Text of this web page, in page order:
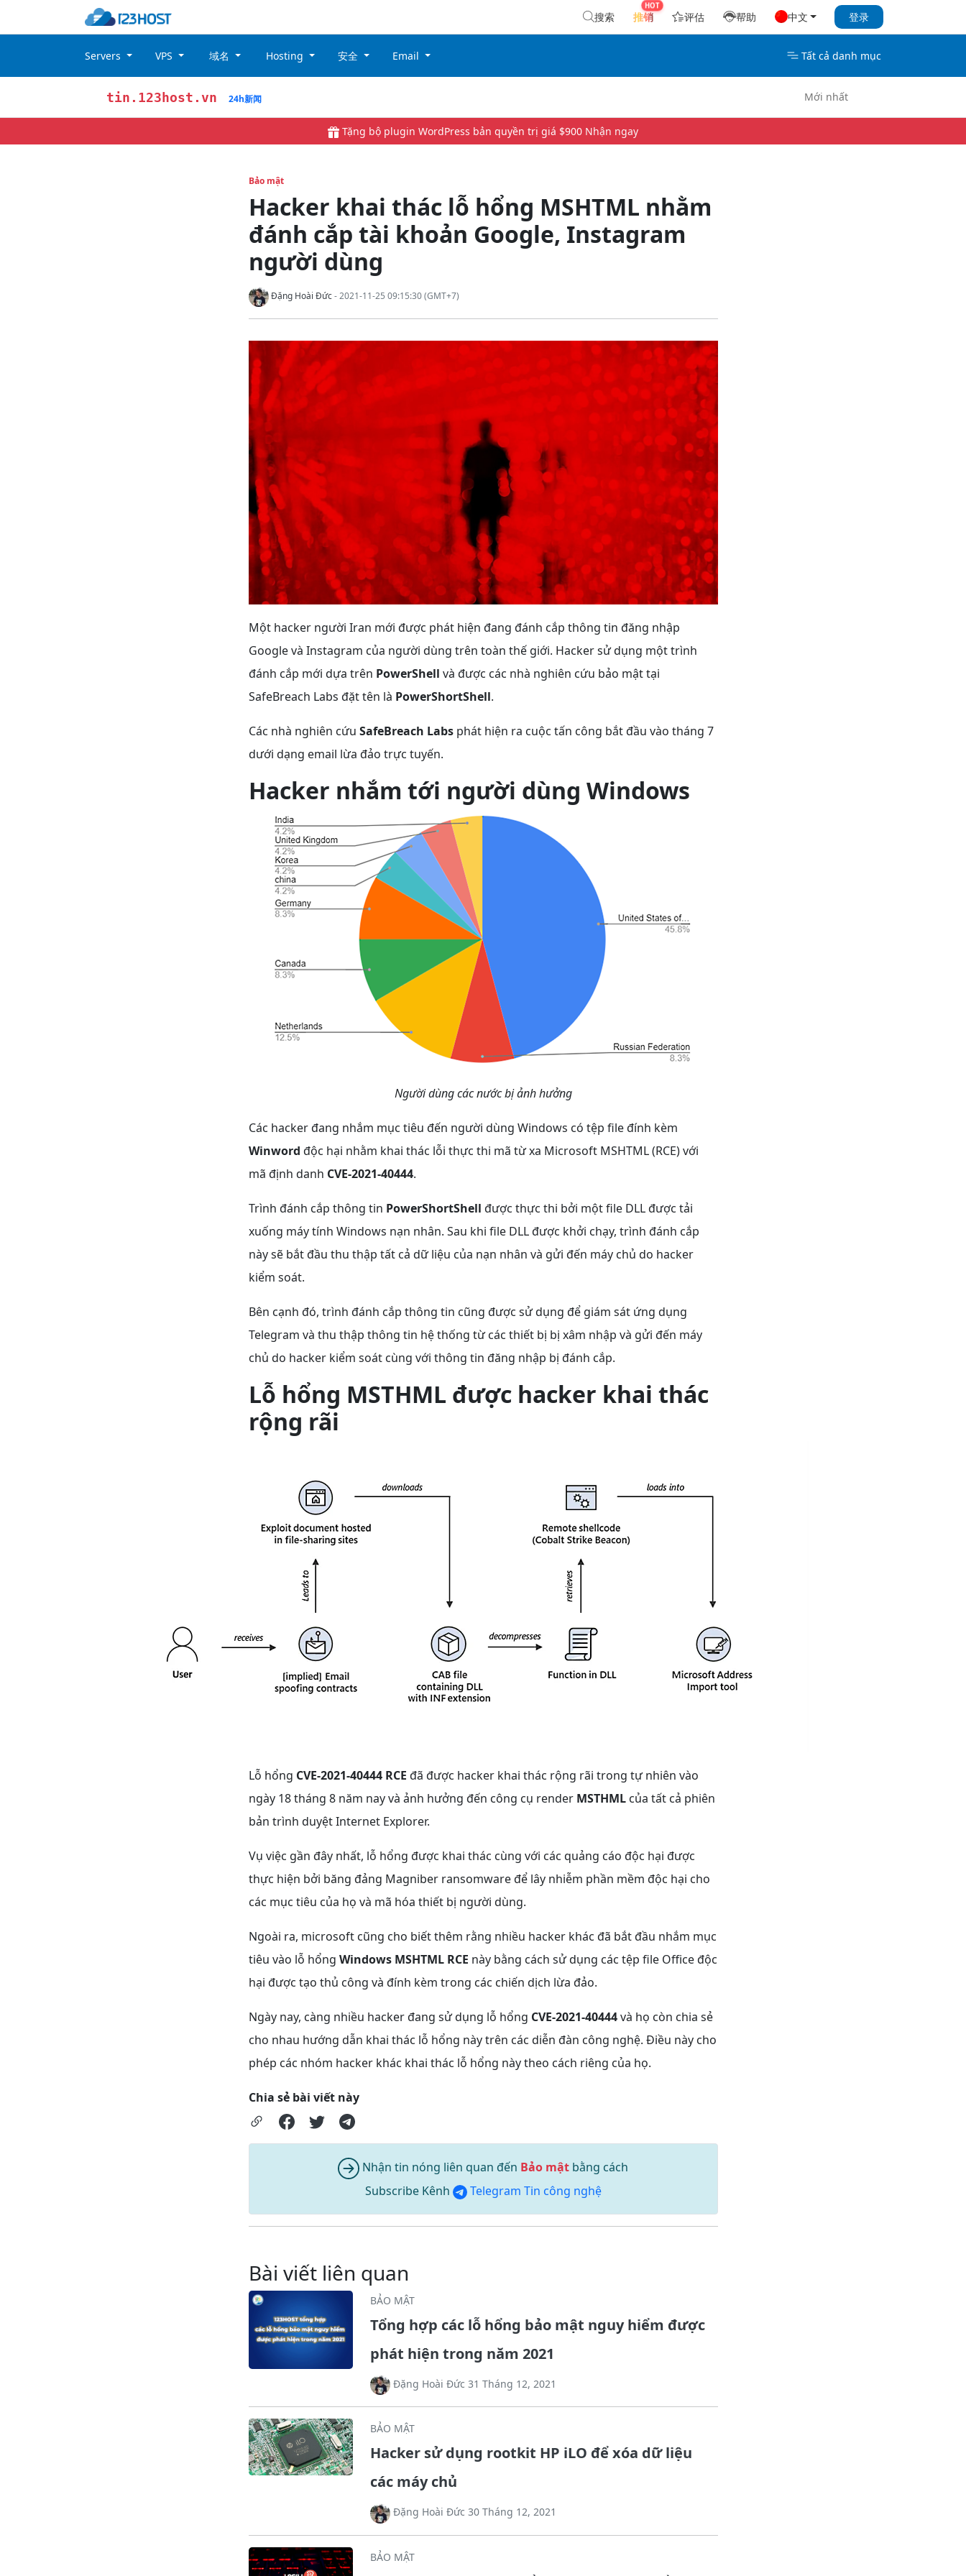
搜索 推销 评估 帮助 中文 登录
Servers VPS 域名 Hosting 安全 Email Tất cả danh mục
tin.123host.vn 24h新闻 Mới nhất
Tặng bộ plugin WordPress bản quyền trị giá $900 Nhận ngay
Bảo mật
Hacker khai thác lỗ hổng MSHTML nhằm
đánh cắp tài khoản Google, Instagram
người dùng
Đặng Hoài Đức- 2021-11-25 09:15:30 (GMT+7)
Một hacker người Iran mới được phát hiện đang đánh cắp thông tin đăng nhập
Google và Instagram của người dùng trên toàn thế giới. Hacker sử dụng một trình
đánh cắp mới dựa trên PowerShell và được các nhà nghiên cứu bảo mật tại
SafeBreach Labs đặt tên là PowerShortShell.
Các nhà nghiên cứu SafeBreach Labsphát hiện ra cuộc tấn công bắt đầu vào tháng 7
dưới dạng email lừa đảo trực tuyến.
Hacker nhắm tới người dùng Windows
Người dùng các nước bị ảnh hưởng
Các hacker đang nhắm mục tiêu đến người dùng Windows có tệp file đính kèm
Winword độc hại nhằm khai thác lỗi thực thi mã từ xa Microsoft MSHTML (RCE) với
mã định danh CVE-2021-40444.
Trình đánh cắp thông tin PowerShortShell được thực thi bởi một file DLL được tải
xuống máy tính Windows nạn nhân. Sau khi file DLL được khởi chạy, trình đánh cắp
này sẽ bắt đầu thu thập tất cả dữ liệu của nạn nhân và gửi đến máy chủ do hacker
kiểm soát.
Bên cạnh đó, trình đánh cắp thông tin cũng được sử dụng để giám sát ứng dụng
Telegram và thu thập thông tin hệ thống từ các thiết bị bị xâm nhập và gửi đến máy
chủ do hacker kiểm soát cùng với thông tin đăng nhập bị đánh cắp.
Lỗ hổng MSTHML được hacker khai thác
rộng rãi
Lỗ hổng CVE-2021-40444 RCE đã được hacker khai thác rộng rãi trong tự nhiên vào
ngày 18 tháng 8 năm nay và ảnh hưởng đến công cụ render MSTHMLcủa tất cả phiên
bản trình duyệt Internet Explorer.
Vụ việc gần đây nhất, lỗ hổng được khai thác cùng với các quảng cáo độc hại được
thực hiện bởi băng đảng Magniber ransomware để lây nhiễm phần mềm độc hại cho
các mục tiêu của họ và mã hóa thiết bị người dùng.
Ngoài ra, microsoft cũng cho biết thêm rằng nhiều hacker khác đã bắt đầu nhắm mục
tiêu vào lỗ hổng Windows MSHTML RCE này bằng cách sử dụng các tệp file Office độc
hại được tạo thủ công và đính kèm trong các chiến dịch lừa đảo.
Ngày nay, càng nhiều hacker đang sử dụng lỗ hổng CVE-2021-40444và họ còn chia sẻ
cho nhau hướng dẫn khai thác lỗ hổng này trên các diễn đàn công nghệ. Điều này cho
phép các nhóm hacker khác khai thác lỗ hổng này theo cách riêng của họ.
Chia sẻ bài viết này
Nhận tin nóng liên quan đến Bảo mật bằng cách
Subscribe Kênh
Telegram Tin công nghệ
Bài viết liên quan
BẢO MẬT
Tổng hợp các lỗ hổng bảo mật nguy hiểm được
phát hiện trong năm 2021
Đặng Hoài Đức 31 Tháng 12, 2021
BẢO MẬT
Hacker sử dụng rootkit HP iLO để xóa dữ liệu
các máy chủ
Đặng Hoài Đức 30 Tháng 12, 2021
BẢO MẬT